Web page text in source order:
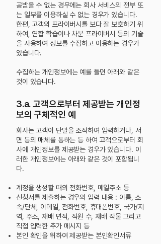
공받을 수 없는 경우에는 회사 서비스의 전부 또
는 일부를 이용하실 수 없는 경우가 있습니다.
한편, 고객의 프라이버시를 보다 잘 보호하기 위
하여, 연합 학습이나 차분 프라이버시 등의 기술
을 사용하여 정보를 수집하고 이용하는 경우가
있습니다.
수집하는 개인정보에는 예를 들면 아래와 같은
것이 있습니다.
3.a. 고객으로부터 제공받는 개인정
보의 구체적인 예
회사는 고객이 단말을 조작하여 입력하거나, 서
면 등의 매체를 통하는 등 하여 고객으로부터 회
사에 개인정보를 제공받는 경우가 있습니다. 이
러한 개인정보에는 아래와 같은 것이 포함됩니
다.
계정을 생성할 때의 전화번호, 메일주소 등
신청서를 제출하는 경우의 입력 내용 : 이름, 소
속/단체, 이메일, 전화번호, 휴대폰번호, 국가/지
역, 주소, 재배 면적, 직원 수, 재배 작물 그리고
직접 입력한 추가 메시지 등
본인 확인을 위하여 제공받는 본인확인서류